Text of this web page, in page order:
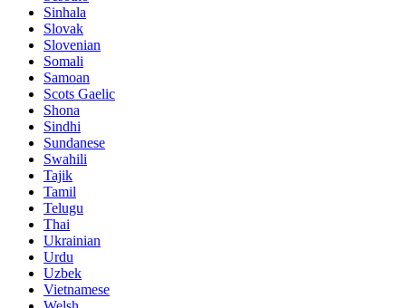
Sinhala
Slovak
Slovenian
Somali
Samoan
Scots Gaelic
Shona
Sindhi
Sundanese
Swahili
Tajik
Tamil
Telugu
Thai
Ukrainian
Urdu
Uzbek
Vietnamese